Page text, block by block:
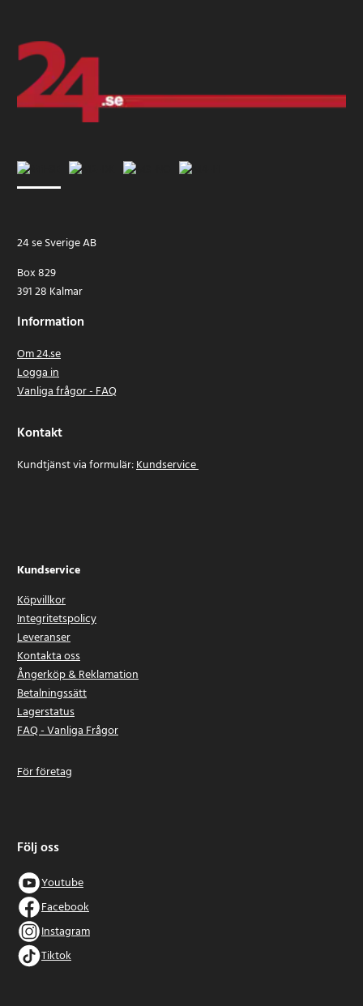
24 se Sverige AB
Box 829
391 28 Kalmar
Information
Om 24.se
Logga in
Vanliga frågor - FAQ
Kontakt
Kundtjänst via formulär:Kundservice
Kundservice
Köpvillkor
Integritetspolicy
Leveranser
Kontakta oss
Ångerköp & Reklamation
Betalningssätt
Lagerstatus
FAQ - Vanliga Frågor
För företag
Följ oss
Youtube
Facebook
Instagram
Tiktok